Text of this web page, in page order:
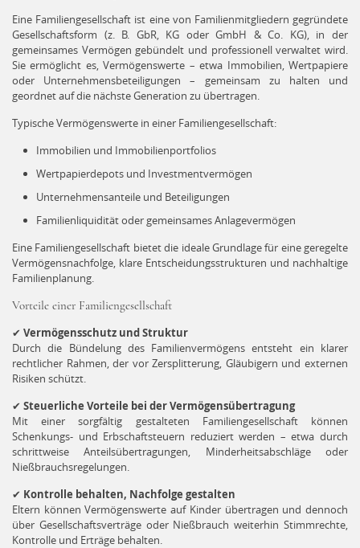
Eine Familiengesellschaft ist eine von Familienmitgliedern gegründete
Gesellschaftsform (z. B. GbR, KG oder GmbH & Co. KG), in der
gemeinsames Vermögen gebündelt und professionell verwaltet wird.
Sie ermöglicht es, Vermögenswerte – etwa Immobilien, Wertpapiere
oder Unternehmensbeteiligungen – gemeinsam zu halten und
geordnet auf die nächste Generation zu übertragen.
Typische Vermögenswerte in einer Familiengesellschaft:
Immobilien und Immobilienportfolios
Wertpapierdepots und Investmentvermögen
Unternehmensanteile und Beteiligungen
Familienliquidität oder gemeinsames Anlagevermögen
Eine Familiengesellschaft bietet die ideale Grundlage für eine geregelte
Vermögensnachfolge, klare Entscheidungsstrukturen und nachhaltige
Familienplanung.
Vorteile einer Familiengesellschaft
✔ Vermögensschutz und Struktur
Durch die Bündelung des Familienvermögens entsteht ein klarer
rechtlicher Rahmen, der vor Zersplitterung, Gläubigern und externen
Risiken schützt.
✔ Steuerliche Vorteile bei der Vermögensübertragung
Mit einer sorgfältig gestalteten Familiengesellschaft können
Schenkungs- und Erbschaftsteuern reduziert werden – etwa durch
schrittweise Anteilsübertragungen, Minderheitsabschläge oder
Nießbrauchsregelungen.
✔ Kontrolle behalten, Nachfolge gestalten
Eltern können Vermögenswerte auf Kinder übertragen und dennoch
über Gesellschaftsverträge oder Nießbrauch weiterhin Stimmrechte,
Kontrolle und Erträge behalten.